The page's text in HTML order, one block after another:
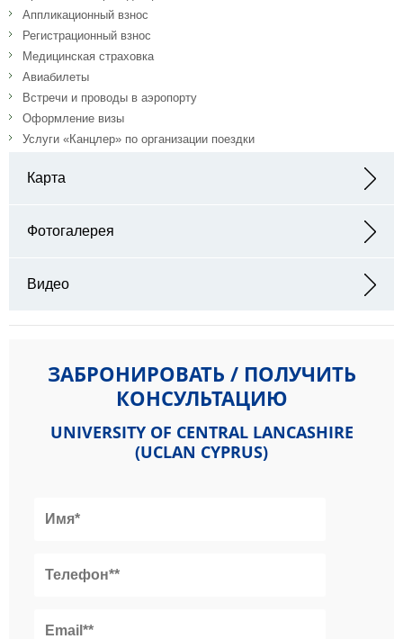
Аппликационный взнос
Регистрационный взнос
Медицинская страховка
Авиабилеты
Встречи и проводы в аэропорту
Оформление визы
Услуги «Канцлер» по организации поездки
Карта
Фотогалерея
Видео
ЗАБРОНИРОВАТЬ / ПОЛУЧИТЬ
КОНСУЛЬТАЦИЮ
UNIVERSITY OF CENTRAL LANCASHIRE
(UCLAN CYPRUS)